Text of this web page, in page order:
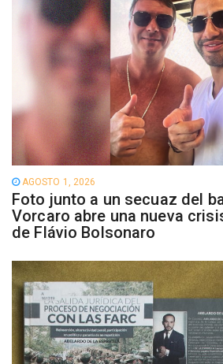
AGOSTO 1, 2026
Foto junto a un secuaz del
Vorcaro abre una nueva
de Flávio Bolsonaro